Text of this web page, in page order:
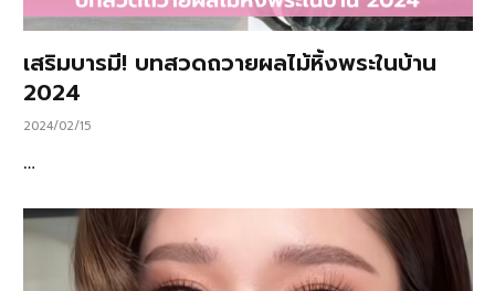
เสริมบารมี! บทสวดถวายผลไม้หิ้งพระในบ้าน
2024
2024/02/15
…